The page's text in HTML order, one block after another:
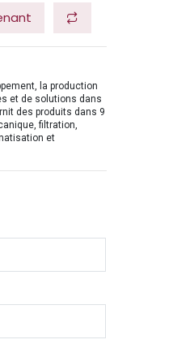
la production
et de solutions dans
des produits dans 9
filtration,
et